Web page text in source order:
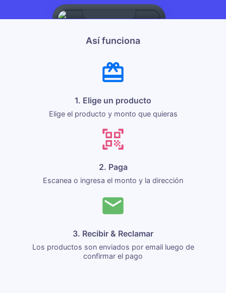
Así funciona
1. Elige un producto
Elige el producto y monto que quieras
2. Paga
Escanea o ingresa el monto y la dirección
3. Recibir & Reclamar
Los productos son enviados por email luego de
confirmar el pago